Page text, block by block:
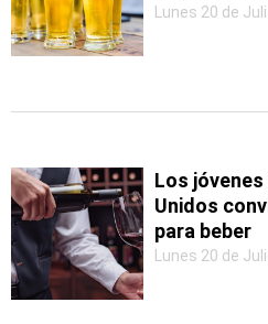
Lunes 20 de
Los
Unidos
para beber
Lunes 20 de